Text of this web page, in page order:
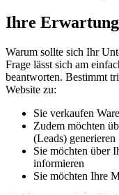
Ihre
Warum sollte sich Ihr
Frage lässt sich am
beantworten. Bestimmt
Website zu:
Sie verkaufen
Zudem möchten
(Leads) generieren
Sie möchten über
informieren
Sie möchten Ihre